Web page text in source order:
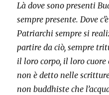
Là dove sono presenti
sempre presente. Dove
Patriarchi sempre si
partire da ciò, sempre
il loro corpo, il loro
non è detto nelle
non buddhiste che